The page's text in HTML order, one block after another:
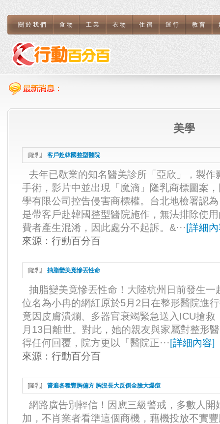
關於我們 食物 工業 衣物 住宿 運行 教育
美學
[隆乳] 客戶赴韓國整型醫院
去年已歇業的知名醫美診所「亞欣」，製
手術，影片中並出現「魔滴」隆乳商標圖案
學有限公司控告侵害商標權。台北地檢署認
是帶客戶赴韓國整型醫院施作，無法排除使
費者產生混淆，因此處分不起訴。&··· [詳細
來源： 行動百分百
[隆乳] 抽脂變美竟慘丟性命
抽脂變美竟慘丟性命！大陸杭州日前發生
位名為小冉的網紅原於5月2日在整形醫院進
竟因皮膚潰爛、多器官衰竭緊急送入ICU搶
月13日離世。對此，她的親友與家屬對整形
得任何回覆，院方更以「醫院正··· [詳細內容]
來源： 行動百分百
[隆乳] 嘗遍各種豐胸偏方 胸沒長大反倒全臉大爆痘
網路廣告別輕信！因應三級警戒，多數人
加，不肖業者看準這個商機，藉機投放不實